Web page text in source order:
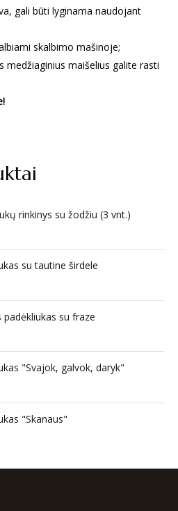
rinkinys su žodžiu (3 vnt.)
su tautine širdele
padėkliukas su fraze
"Svajok, galvok, daryk"
"Skanaus"
gali būti lyginama naudojant
skalbimo mašinoje;
medžiaginius maišelius galite rasti